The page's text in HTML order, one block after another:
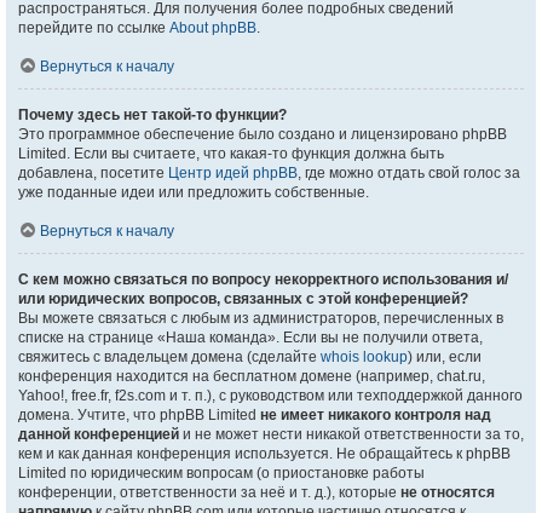
распространяться. Для получения более подробных сведений
перейдите по ссылке About phpBB.
Вернуться к началу
Почему здесь нет такой-то функции?
Это программное обеспечение было создано и лицензировано phpBB
Limited. Если вы считаете, что какая-то функция должна быть
добавлена, посетите Центр идей phpBB, где можно отдать свой голос за
уже поданные идеи или предложить собственные.
Вернуться к началу
С кем можно связаться по вопросу некорректного использования и/
или юридических вопросов, связанных с этой конференцией?
Вы можете связаться с любым из администраторов, перечисленных в
списке на странице «Наша команда». Если вы не получили ответа,
свяжитесь с владельцем домена (сделайте whois lookup) или, если
конференция находится на бесплатном домене (например, chat.ru,
Yahoo!, free.fr, f2s.com и т. п.), с руководством или техподдержкой данного
домена. Учтите, что phpBB Limited не имеет никакого контроля над
данной конференцией и не может нести никакой ответственности за то,
кем и как данная конференция используется. Не обращайтесь к phpBB
Limited по юридическим вопросам (о приостановке работы
конференции, ответственности за неё и т. д.), которые не относятся